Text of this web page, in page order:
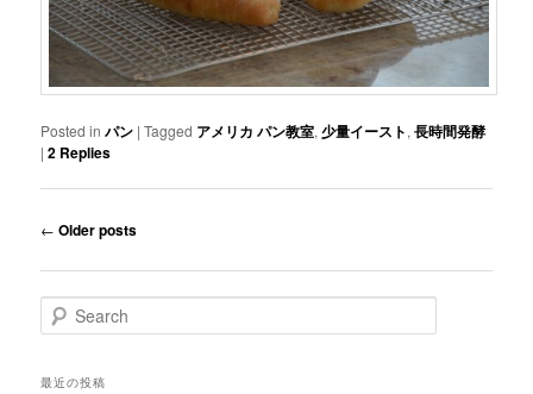
Posted in パン |Tagged アメリカ パン教室,少量イースト,長時間発酵
|2 Replies
Post navigation
← Older posts
Search
最近の投稿